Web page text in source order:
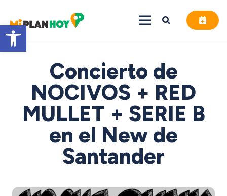
Abrir barra de herramientas
Concierto de
NOCIVOS + RED
MULLET + SERIE B
en el New de
Santander